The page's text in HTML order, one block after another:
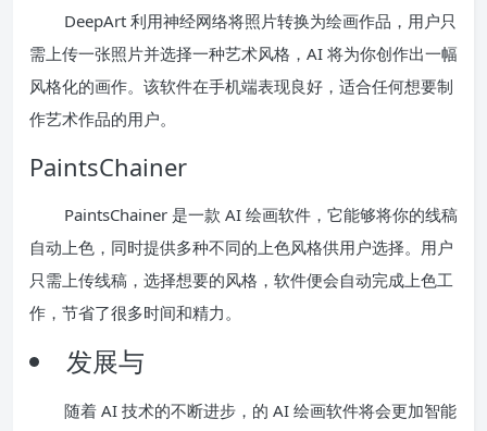
DeepArt 利用神经网络将照片转换为绘画作品，用户只
需上传一张照片并选择一种艺术风格，AI 将为你创作出一幅
风格化的画作。该软件在手机端表现良好，适合任何想要制
作艺术作品的用户。
PaintsChainer
PaintsChainer 是一款 AI 绘画软件，它能够将你的线稿
自动上色，同时提供多种不同的上色风格供用户选择。用户
只需上传线稿，选择想要的风格，软件便会自动完成上色工
作，节省了很多时间和精力。
发展与
随着 AI 技术的不断进步，的 AI 绘画软件将会更加智能